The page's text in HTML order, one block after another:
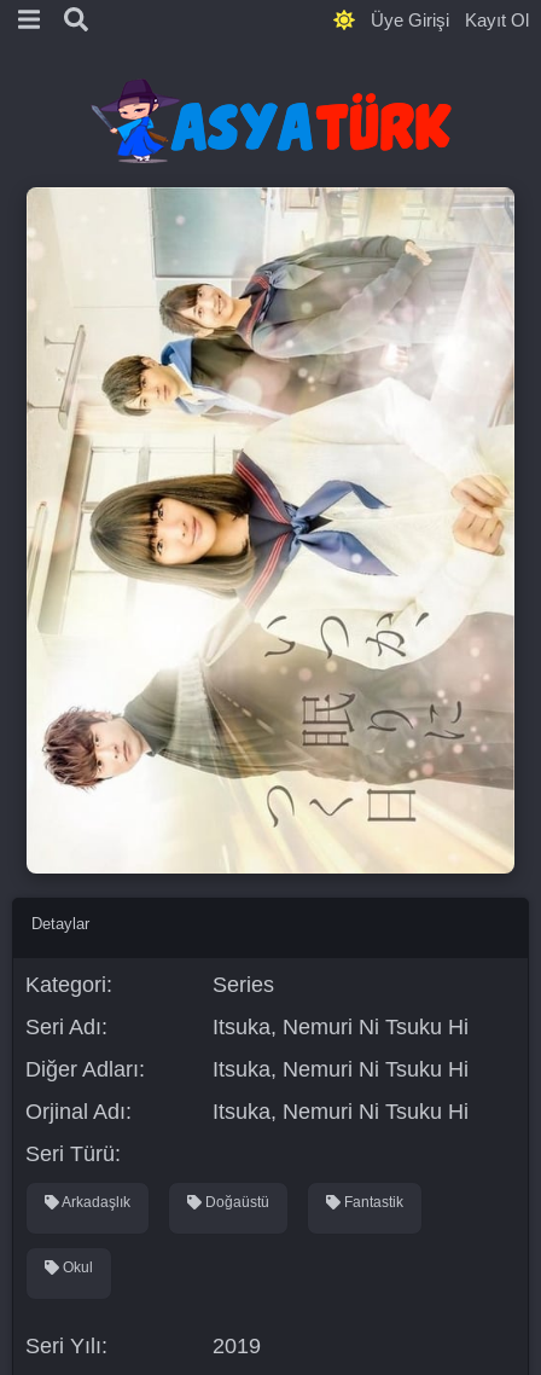
Üye Girişi Kayıt Ol
Detaylar
Kategori:
Series
Seri Adı:
Itsuka, Nemuri Ni Tsuku Hi
Diğer Adları:
Itsuka, Nemuri Ni Tsuku Hi
Orjinal Adı:
Itsuka, Nemuri Ni Tsuku Hi
Seri Türü:
Arkadaşlık Doğaüstü Fantastik
Okul
Seri Yılı:
2019